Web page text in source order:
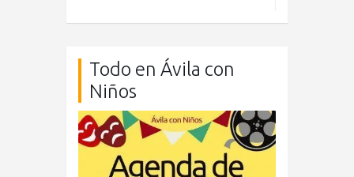
Todo en Ávila con
Niños